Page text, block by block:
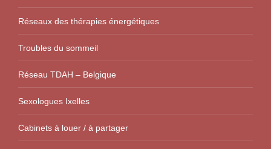
Réseaux des thérapies énergétiques
Troubles du sommeil
Réseau TDAH – Belgique
Sexologues Ixelles
Cabinets à louer / à partager